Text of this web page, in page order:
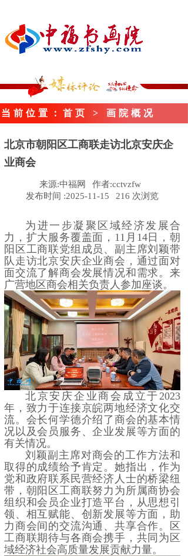
当前位置 ：首页 > 画院概况
北京市朝阳区工商联走访北京安庆企
业商会
来源:中福网 作者:cctvzfw
发布时间 :2025-11-15 216 次浏览
为进一步凝聚区域经济发展合
力，扩大服务覆盖面，11月14日，朝
阳区工商联党组成员、副主席刘颖带
队走访北京安庆企业商会，通过面对
面交流了解商会发展情况和需求。来
广营地区商会相关负责人参加座谈。
北京安庆企业商会成立于2023
年，致力于连接京皖两地经济文化交
流。会长何学德介绍了商会的基本情
况以及会员服务、企业发展等方面的
有关情况。
刘颖副主席对商会的工作方法和
取得的成绩给予肯定。她指出，作为
党和政府联系民营经济人士的桥梁纽
带，朝阳区工商联努力为所属商协会
组织和会员企业打造平台，从思想引
领、相互赋能、创新发展等方面，助
力商会间的交流沟通、共享合作。区
工商联期待与各商会携手，共同为区
域经济社会高质量发展贡献力量。